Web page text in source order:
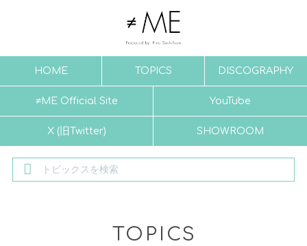
HOME TOPICS DISCOGRAPHY
≠ME Official Site YouTube
X (旧Twitter) SHOWROOM
TOPICS